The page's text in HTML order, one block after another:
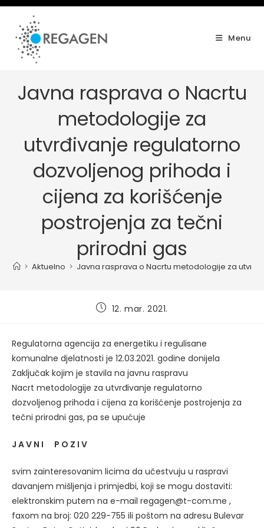
Skip
content
Menu
Javna rasprava o Nacrtu
metodologije za
utvrđivanje regulatorno
dozvoljenog prihoda i
cijena za korišćenje
postrojenja za tečni
prirodni gas
> Aktuelno > Javna rasprava o Nacrtu metodologije za
Post12. mar. 2021.
Regulatorna agencija za energetiku i regulisane
komunalne djelatnosti je 12.03.2021. godine donijela
Zaključak kojim je stavila na javnu raspravu
Nacrt metodologije za utvrđivanje regulatorno
dozvoljenog prihoda i cijena za korišćenje postrojenja za
tečni prirodni gas, pa se upućuje
J A V N I P O Z I V
svim zainteresovanim licima da učestvuju u raspravi
davanjem mišljenja i primjedbi, koji se mogu dostaviti:
elektronskim putem na e-mail regagen@t-com.me ,
faxom na broj: 020 229-755 ili poštom na adresu Bulevar